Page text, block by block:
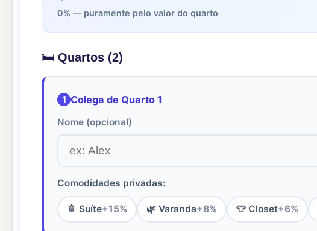
0% — puramente pelo valor do quarto
🛏 Quartos (2)
1 Colega de Quarto 1
Nome (opcional)
Comodidades privadas:
🚿 Suíte+15% 🌿 Varanda+8% 👕 Closet+6%